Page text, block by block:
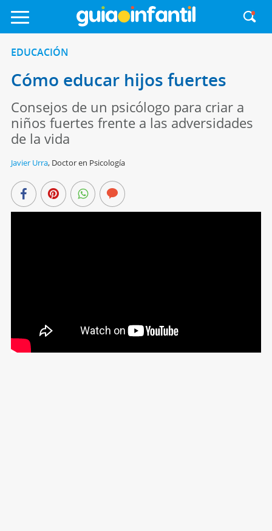
EDUCACIÓN
Cómo educar hijos fuertes
Consejos de un psicólogo para criar a
niños fuertes frente a las adversidades
de la vida
Javier Urra, Doctor en Psicología